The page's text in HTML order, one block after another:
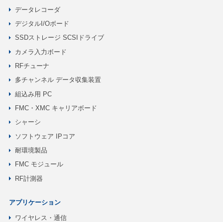
データレコーダ
デジタルI/Oボード
SSDストレージ SCSIドライブ
カメラ入力ボード
RFチューナ
多チャンネル データ収集装置
組込み用 PC
FMC・XMC キャリアボード
シャーシ
ソフトウェア IPコア
耐環境製品
FMC モジュール
RF計測器
アプリケーション
ワイヤレス・通信